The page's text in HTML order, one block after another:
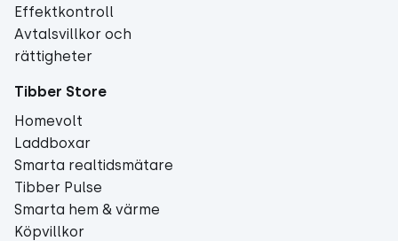
Effektkontroll
Avtalsvillkor och
rättigheter
Tibber Store
Homevolt
Laddboxar
Smarta realtidsmätare
Tibber Pulse
Smarta hem & värme
Köpvillkor